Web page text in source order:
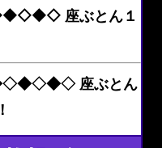
座ぶとん１
座ぶとん